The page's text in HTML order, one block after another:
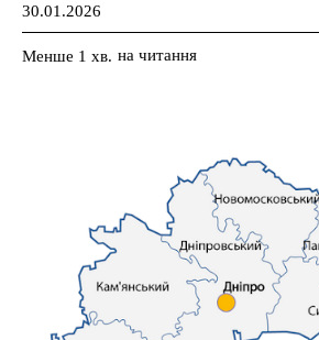
30.01.2026
Менше 1 хв. на читання